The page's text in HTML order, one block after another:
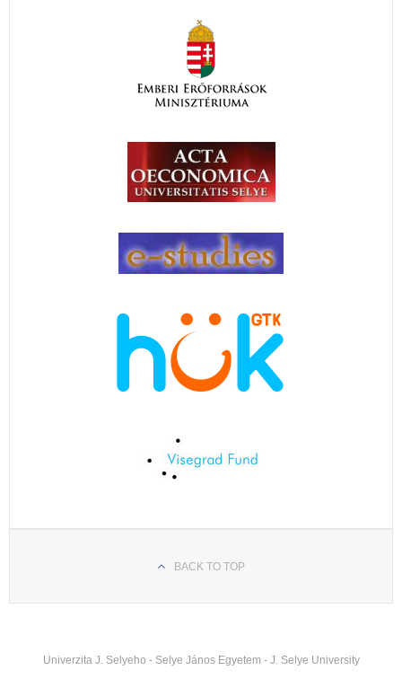
BACK TO TOP
Univerzita J. Selyeho - Selye János Egyetem - J. Selye University